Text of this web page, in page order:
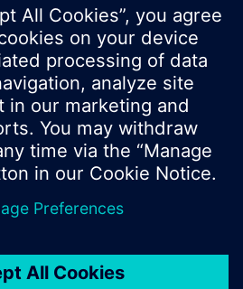
2016
können pro Land